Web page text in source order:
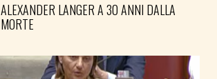
ALEXANDER LANGER A 30 ANNI DALLA
MORTE